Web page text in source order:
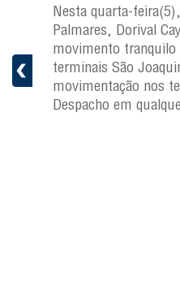
a
Nesta quarta-
Palmares, Dorival
movimento tranquilo
terminais São
movimentação nos
Despacho em